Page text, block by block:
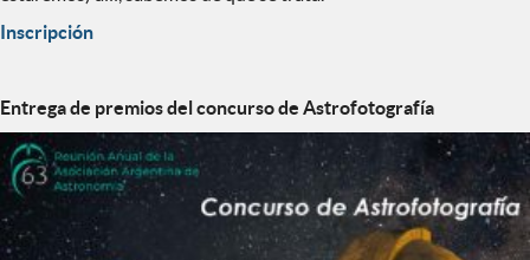
Inscripción
Entrega de premios del concurso de Astrofotografía